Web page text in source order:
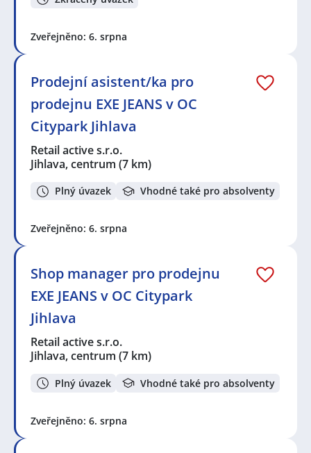
Zveřejněno: 6. srpna
Prodejní asistent/ka pro
prodejnu EXE JEANS v OC
Citypark Jihlava
Retail active s.r.o.
Jihlava, centrum (7 km)
Plný úvazek Vhodné také pro absolventy
Zveřejněno: 6. srpna
Shop manager pro prodejnu
EXE JEANS v OC Citypark
Jihlava
Retail active s.r.o.
Jihlava, centrum (7 km)
Plný úvazek Vhodné také pro absolventy
Zveřejněno: 6. srpna